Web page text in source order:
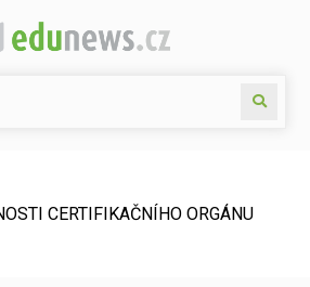
Search
CERTIFIKAČNÍHO ORGÁNU